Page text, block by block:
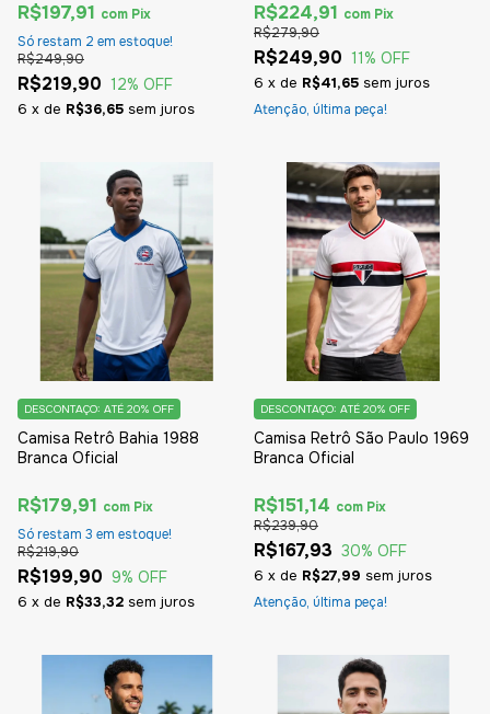
R$219,90
R$249,90
12% OFF
6 x de R$36,65 sem juros
R$197,91 com Pix
Só restam 2 em estoque!
R$249,90
R$279,90
11% OFF
6 x de R$41,65 sem juros
R$224,91 com Pix
Atenção, última peça!
Camisa Retrô Bahia 1988
Branca Oficial
R$199,90
R$219,90
9% OFF
6 x de R$33,32 sem juros
DESCONTAÇO: ATÉ 20% OFF
R$179,91 com Pix
Só restam 3 em estoque!
Camisa Retrô São Paulo 1969
Branca Oficial
R$167,93
R$239,90
30% OFF
6 x de R$27,99 sem juros
DESCONTAÇO: ATÉ 20% OFF
R$151,14 com Pix
Atenção, última peça!